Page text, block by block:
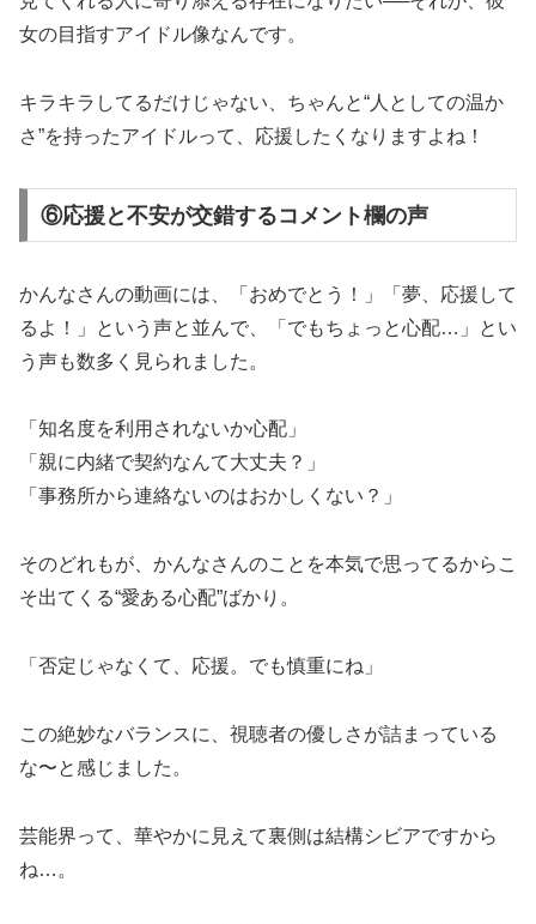
女の目指すアイドル像なんです。
キラキラしてるだけじゃない、ちゃんと“人としての温か
さ”を持ったアイドルって、応援したくなりますよね！
⑥応援と不安が交錯するコメント欄の声
かんなさんの動画には、「おめでとう！」「夢、応援して
るよ！」という声と並んで、「でもちょっと心配…」とい
う声も数多く見られました。
「知名度を利用されないか心配」
「親に内緒で契約なんて大丈夫？」
「事務所から連絡ないのはおかしくない？」
そのどれもが、かんなさんのことを本気で思ってるからこ
そ出てくる“愛ある心配”ばかり。
「否定じゃなくて、応援。でも慎重にね」
この絶妙なバランスに、視聴者の優しさが詰まっている
な〜と感じました。
芸能界って、華やかに見えて裏側は結構シビアですから
ね…。